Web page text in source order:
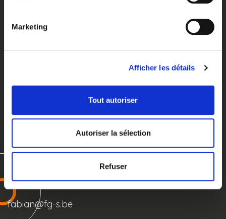
Marketing
Afficher les détails
Tout autoriser
Autoriser la sélection
Refuser
Services
B-6700 Arlon
fabian@fg-s.be